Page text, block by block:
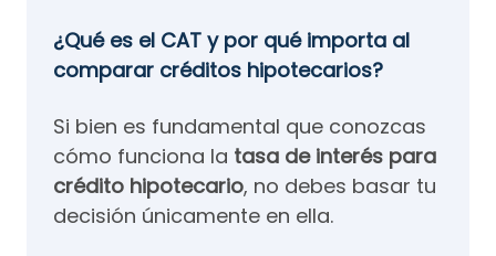
¿Qué es el CAT y por qué importa al
comparar créditos hipotecarios?
Si bien es fundamental que conozcas
cómo funciona la tasa de interés para
crédito hipotecario, no debes basar tu
decisión únicamente en ella.